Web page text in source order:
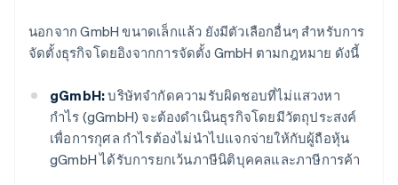
นอกจาก GmbH ขนาดเล็กแล้ว ยังมีตัวเลือกอื่นๆ สำหรับการ
จัดตั้งธุรกิจโดยอิงจากการจัดตั้ง GmbH ตามกฎหมาย ดังนี้
gGmbH:บริษัทจำกัดความรับผิดชอบที่ไม่แสวงหา
กำไร (gGmbH) จะต้องดำเนินธุรกิจโดยมีวัตถุประสงค์
เพื่อการกุศล กำไรต้องไม่นำไปแจกจ่ายให้กับผู้ถือหุ้น
gGmbH ได้รับการยกเว้นภาษีนิติบุคคลและภาษีการค้า